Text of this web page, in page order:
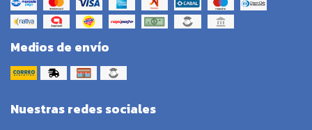
Medios de envío
Nuestras redes sociales